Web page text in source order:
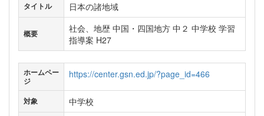
タイトル 日本の諸地域
概要
社会、地歴 中国・四国地方 中２ 中学校 学習
指導案 H27
ホームペー
ジ
https://center.gsn.ed.jp/?page_id=466
対象 中学校